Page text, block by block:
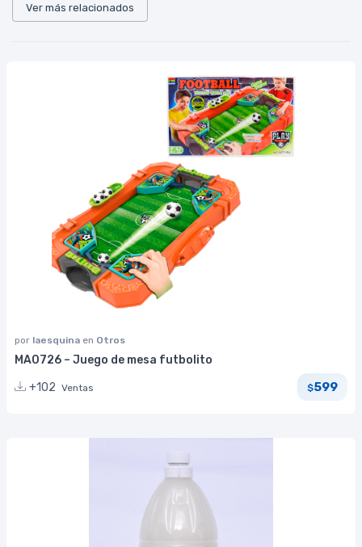
Ver más relacionados
por laesquina en Otros
MA0726 – Juego de mesa futbolito
+102 Ventas $599